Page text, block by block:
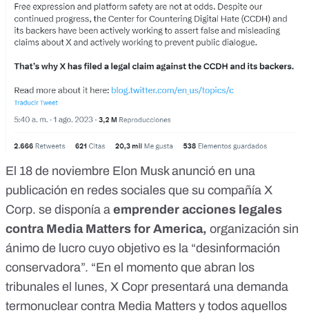
El 18 de noviembre Elon Musk anunció en una
publicación en redes sociales que su compañía X
Corp. se disponía a emprender acciones legales
contra Media Matters for America, organización sin
ánimo de lucro cuyo objetivo es la “desinformación
conservadora”. “En el momento que abran los
tribunales el lunes, X Copr presentará una demanda
termonuclear contra Media Matters y todos aquellos